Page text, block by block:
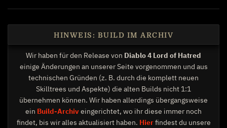
HINWEIS: BUILD IM ARCHIV
Wir haben für den Release von Diablo 4 Lord of Hatred
einige Änderungen an unserer Seite vorgenommen und aus
technischen Gründen (z. B. durch die komplett neuen
Skilltrees und Aspekte) die alten Builds nicht 1:1
übernehmen können. Wir haben allerdings übergangsweise
ein Build-Archiveingerichtet, wo ihr diese immer noch
findet, bis wir alles aktualisiert haben. Hierfindest du unsere